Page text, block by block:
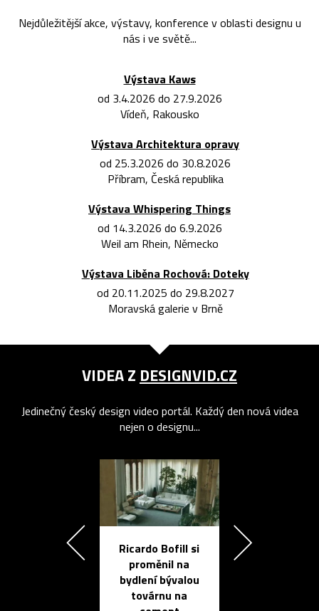
Nejdůležitější akce, výstavy, konference v oblasti designu u
nás i ve světě...
Výstava Kaws
od 3.4.2026 do 27.9.2026
Vídeň, Rakousko
Výstava Architektura opravy
od 25.3.2026 do 30.8.2026
Příbram, Česká republika
Výstava Whispering Things
od 14.3.2026 do 6.9.2026
Weil am Rhein, Německo
Výstava Liběna Rochová: Doteky
od 20.11.2025 do 29.8.2027
Moravská galerie v Brně
VIDEA Z DESIGNVID.CZ
Jedinečný český design video portál. Každý den nová videa
nejen o designu...
Ricardo Bofill si
proměnil na
bydlení bývalou
továrnu na